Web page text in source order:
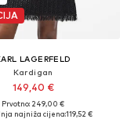
LAGERFELD
Kardigan
149,40 €
Prvotno: 249,00 €
najniža cijena:119,52 €